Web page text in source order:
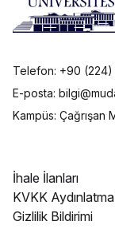
Telefon: +90 (224)
E-posta:
Kampüs: Çağrışan
İhale İlanları
KVKK
Gizlilik Bildirimi